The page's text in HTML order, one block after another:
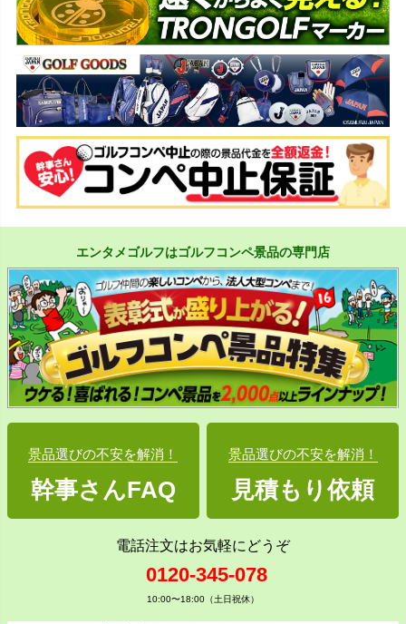
エンタメゴルフはゴルフコンペ景品の専門店
景品選びの不安を解消！
幹事さんFAQ
景品選びの不安を解消！
見積もり依頼
電話注文はお気軽にどうぞ
0120-345-078
10:00〜18:00（土日祝休）